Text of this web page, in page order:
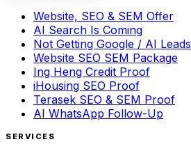
Website, SEO & SEM Offer
AI Search Is Coming
Not Getting Google / AI Leads
Website SEO SEM Package
Ing Heng Credit Proof
iHousing SEO Proof
Terasek SEO & SEM Proof
AI WhatsApp Follow-Up
SERVICES